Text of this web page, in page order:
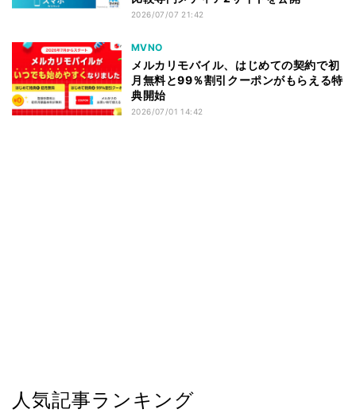
2026/07/07 21:42
MVNO
メルカリモバイル、はじめての契約で初
月無料と99％割引クーポンがもらえる特
典開始
2026/07/01 14:42
人気記事ランキング